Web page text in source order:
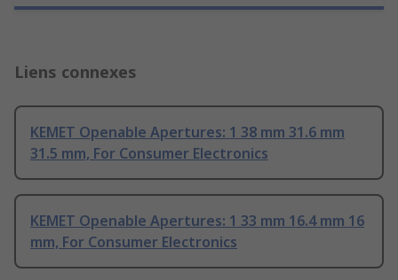
Liens connexes
KEMET Openable Apertures: 1 38 mm 31.6 mm
31.5 mm, For Consumer Electronics
KEMET Openable Apertures: 1 33 mm 16.4 mm 16
mm, For Consumer Electronics